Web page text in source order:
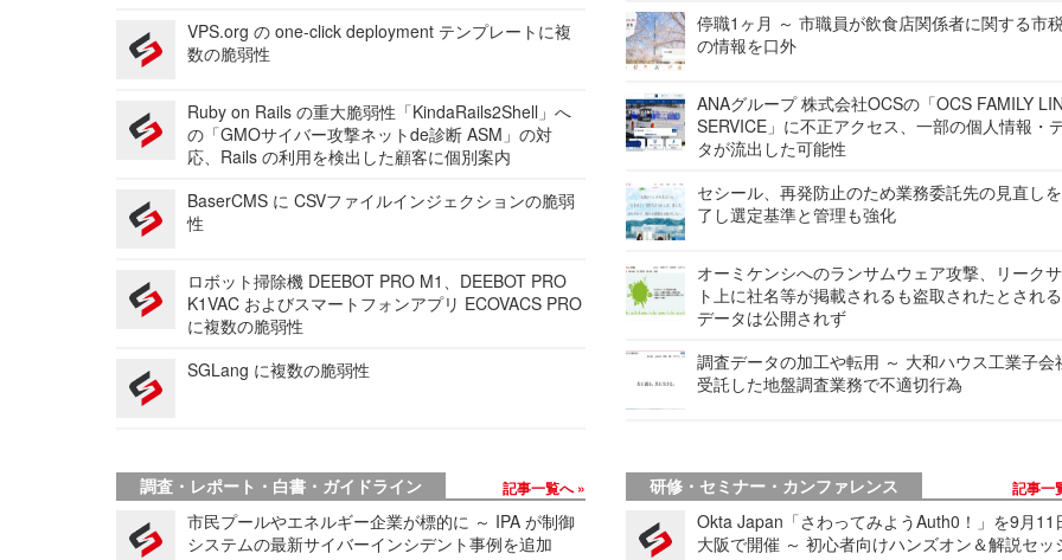
VPS.org の one-click deployment テンプレートに複
数の脆弱性
Ruby on Rails の重大脆弱性「KindaRails2Shell」へ
の「GMOサイバー攻撃ネットde診断 ASM」の対
応、Rails の利用を検出した顧客に個別案内
BaserCMS に CSVファイルインジェクションの脆弱
性
ロボット掃除機 DEEBOT PRO M1、DEEBOT PRO
K1VAC およびスマートフォンアプリ ECOVACS PRO
に複数の脆弱性
SGLang に複数の脆弱性
停職1ヶ月 ～ 市職員が飲食店関係者に関する市
の情報を口外
ANAグループ 株式会社OCSの「OCS FAMILY
SERVICE」に不正アクセス、一部の個人情報・
タが流出した可能性
セシール、再発防止のため業務委託先の見直し
了し選定基準と管理も強化
オーミケンシへのランサムウェア攻撃、リーク
ト上に社名等が掲載されるも盗取されたとされ
データは公開されず
調査データの加工や転用 ～ 大和ハウス工業子会
受託した地盤調査業務で不適切行為
調査・レポート・白書・ガイドライン 記事一覧へ
市民プールやエネルギー企業が標的に ～ IPA が制御
システムの最新サイバーインシデント事例を追加
研修・セミナー・カンファレンス 記事一
Okta Japan「さわってみようAuth0！」を9月11
大阪で開催 ～ 初心者向けハンズオン＆解説セッ